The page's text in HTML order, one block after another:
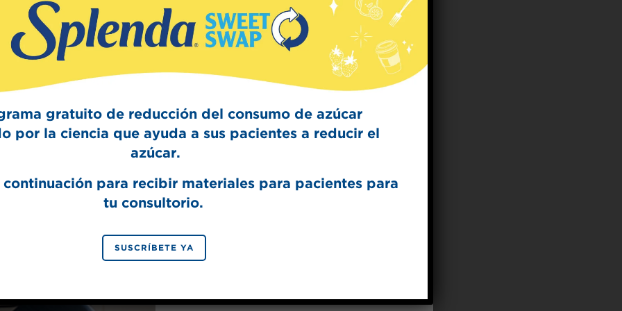
gratuito de reducción del consumo de azúcar
por la ciencia que ayuda a sus pacientes a reducir el
azúcar.
continuación para recibir materiales para pacientes para
tu consultorio.
SUSCRÍBETE YA
Sign Up for
The Sweet Dish
Splenda test kitchen.